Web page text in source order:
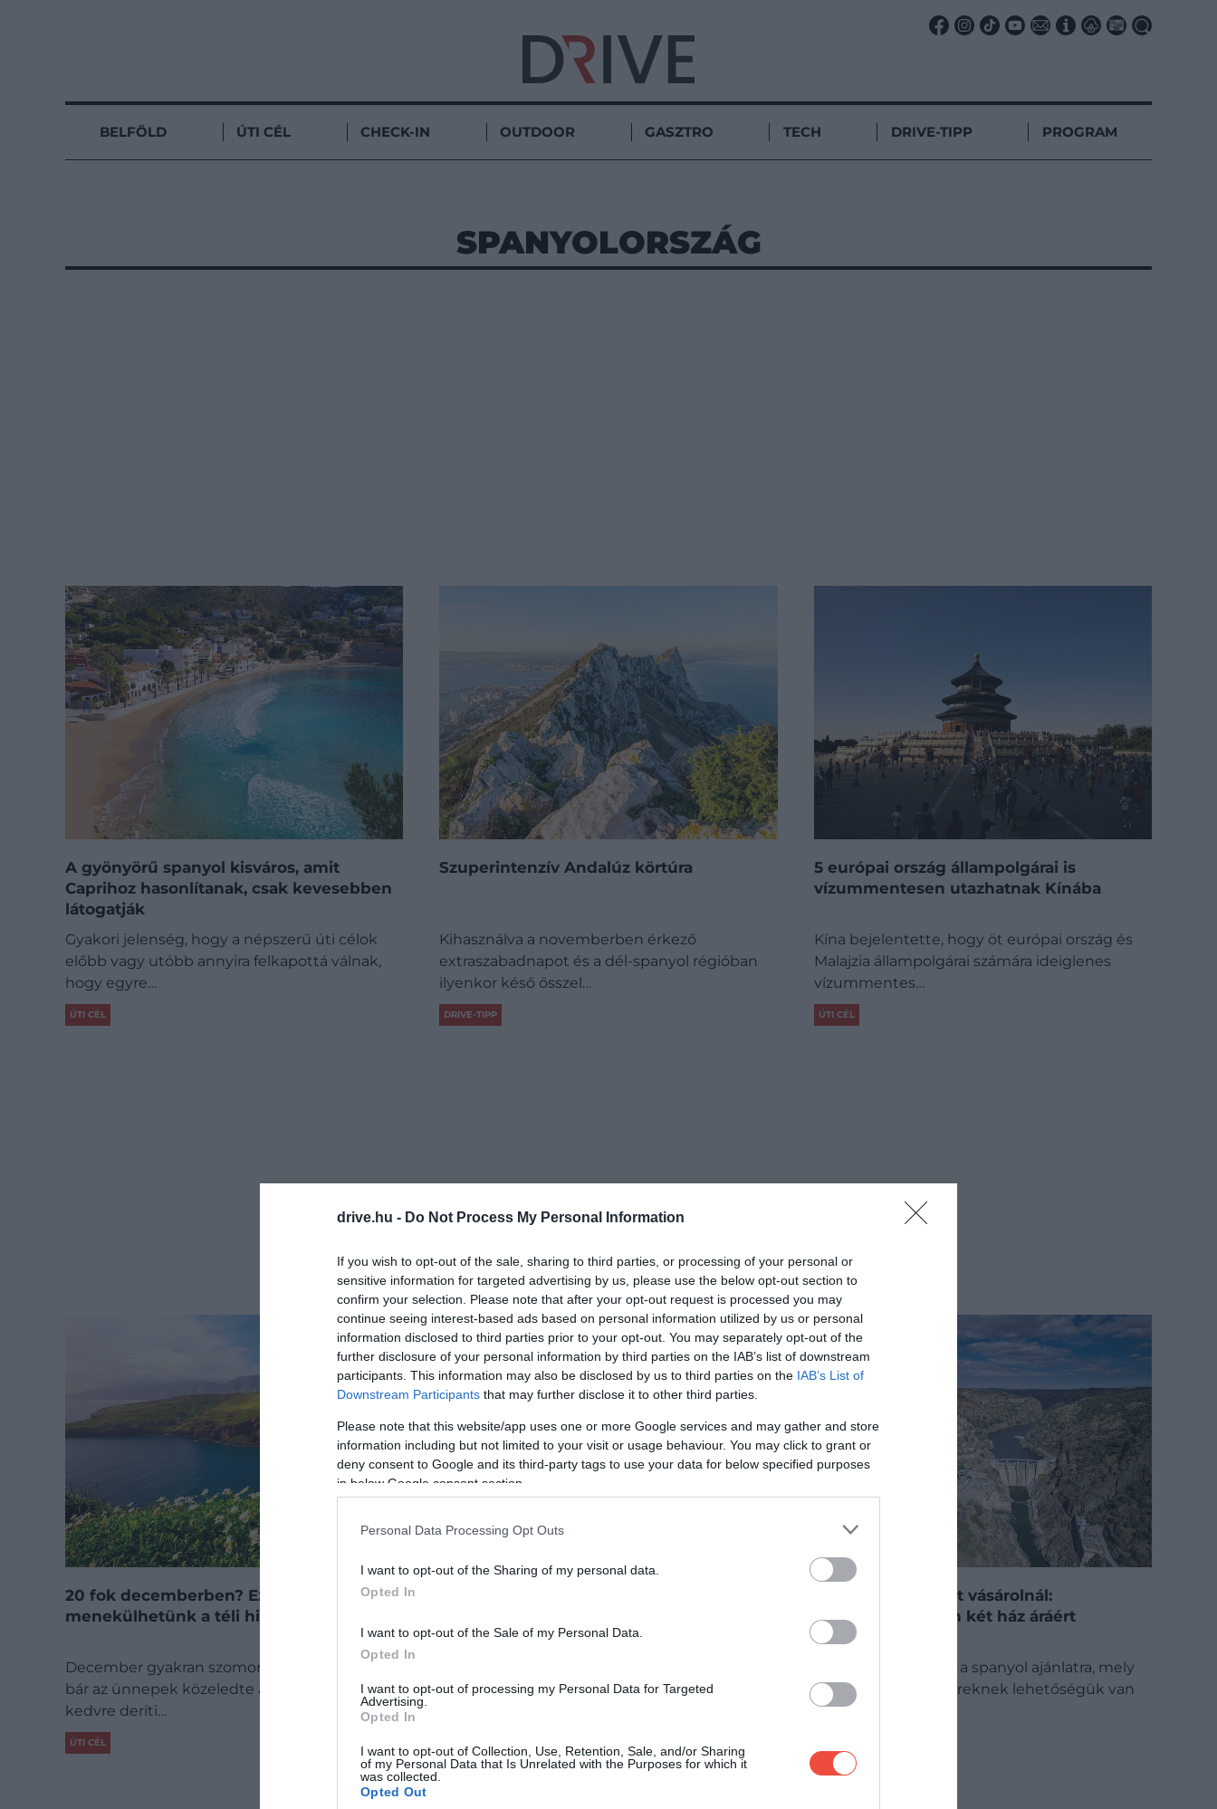
drive.hu - Do Not Process My Personal Information
If you wish to opt-out of the sale, sharing to third parties, or processing of your personal or
sensitive information for targeted advertising by us, please use the below opt-out section to
confirm your selection. Please note that after your opt-out request is processed you may
continue seeing interest-based ads based on personal information utilized by us or personal
information disclosed to third parties prior to your opt-out. You may separately opt-out of the
further disclosure of your personal information by third parties on the IAB’s list of downstream
participants. This information may also be disclosed by us to third parties on the IAB’s List of
Downstream Participants that may further disclose it to other third parties.
Please note that this website/app uses one or more Google services and may gather and store
information including but not limited to your visit or usage behaviour. You may click to grant or
deny consent to Google and its third-party tags to use your data for below specified purposes
in below Google consent section.
Personal Data Processing Opt Outs
I want to opt-out of the Sharing of my personal data.
Opted In
I want to opt-out of the Sale of my Personal Data.
Opted In
I want to opt-out of processing my Personal Data for Targeted
Advertising.
Opted In
I want to opt-out of Collection, Use, Retention, Sale, and/or Sharing
of my Personal Data that Is Unrelated with the Purposes for which it
was collected.
Opted Out
BELFÖLD ÚTI CÉL CHECK-IN OUTDOOR GASZTRO TECH DRIVE-TIPP PROGRAM
SPANYOLORSZÁG
A gyönyörű spanyol kisváros, amit
Caprihoz hasonlítanak, csak kevesebben
látogatják
Gyakori jelenség, hogy a népszerű úti célok
előbb vagy utóbb annyira felkapottá válnak,
hogy egyre…
ÚTI CÉL
Szuperintenzív Andalúz körtúra
Kihasználva a novemberben érkező
extraszabadnapot és a dél-spanyol régióban
ilyenkor késő ősszel…
DRIVE-TIPP
5 európai ország állampolgárai is
vízummentesen utazhatnak Kínába
Kína bejelentette, hogy öt európai ország és
Malajzia állampolgárai számára ideiglenes
vízummentes…
ÚTI CÉL
20 fok decemberben? Ezekre a helyekre
menekülhetünk a téli hideg elől!
December gyakran szomorkás időjárást hoz:
bár az ünnepek közeledte a legtöbbünket jó
kedvre deríti…
ÚTI CÉL
sokaknak elsőre Athén, Róma vagy éppen
Ha egy egész falut vásárolnál:
Spanyolországban két ház áráért
megteheted
Nagy az érdeklődés a spanyol ajánlatra, mely
keretében az embereknek lehetőségük van
egy egész falu…